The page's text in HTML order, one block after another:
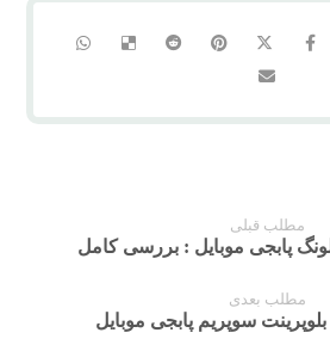
مطلب قبلی
پابجی موبایل : بررسی کامل
مطلب بعدی
سوپریم پابجی موبایل